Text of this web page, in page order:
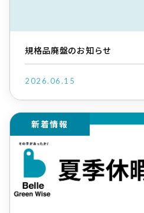
規格品廃盤のお知らせ
2026.06.15
新着情報